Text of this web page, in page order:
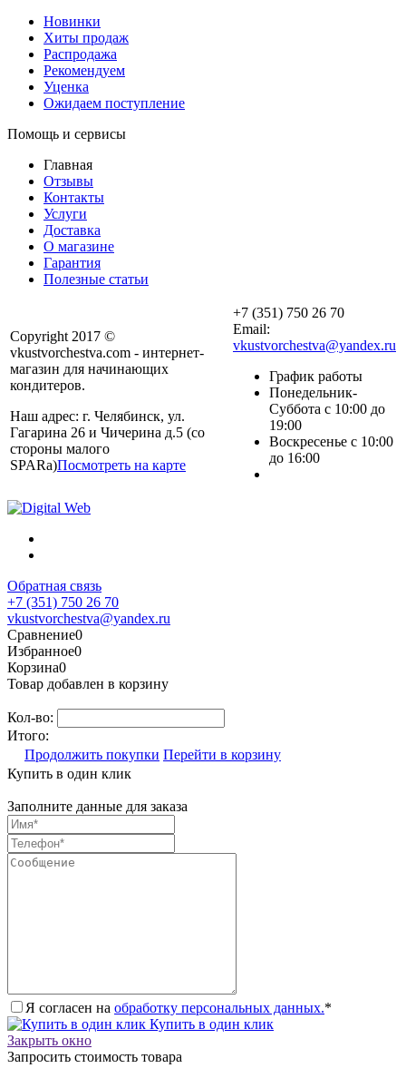
Новинки
Хиты продаж
Распродажа
Рекомендуем
Уценка
Ожидаем поступление
Помощь и сервисы
Главная
Отзывы
Контакты
Услуги
Доставка
О магазине
Гарантия
Полезные статьи
Copyright 2017 ©
vkustvorchestva.com - интернет-
магазин для начинающих
кондитеров.
Наш адрес: г. Челябинск, ул.
Гагарина 26 и Чичерина д.5 (со
стороны малого
SPARa)Посмотреть на карте
+7 (351) 750 26 70
Email:
vkustvorchestva@yandex.ru
График работы
Понедельник-
Суббота с 10:00 до
19:00
Воскресенье с 10:00
до 16:00
Обратная связь
+7 (351) 750 26 70
vkustvorchestva@yandex.ru
Сравнение0
Избранное0
Корзина0
Товар добавлен в корзину
Кол-во:
Итого:
Продолжить покупки Перейти в корзину
Купить в один клик
Заполните данные для заказа
Я согласен на обработку персональных данных.*
Купить в один клик
Закрыть окно
Запросить стоимость товара